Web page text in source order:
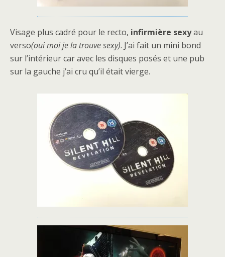
Visage plus cadré pour le recto, infirmière sexyau
verso(oui moi je la trouve sexy). J’ai fait un mini bond
sur l’intérieur car avec les disques posés et une pub
sur la gauche j’ai cru qu’il était vierge.